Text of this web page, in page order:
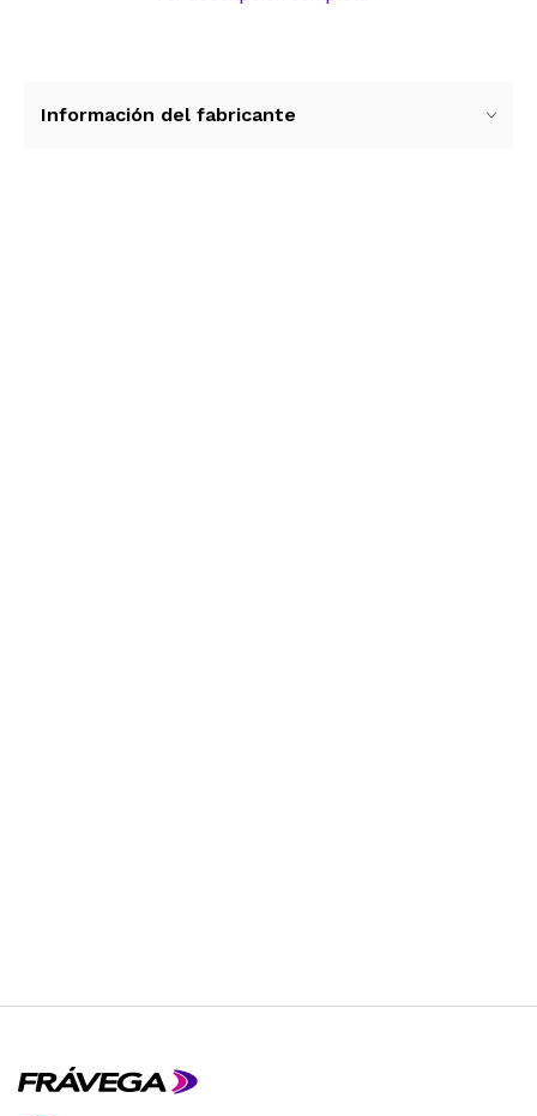
mantenimiento es sencillo requiriendo
Información del fabricante